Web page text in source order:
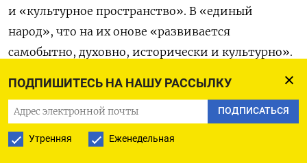
ПОДПИШИТЕСЬ НА НАШУ РАССЫЛКУ
ПОДПИСАТЬСЯ
Утренняя Еженедельная
и «культурное пространство». В «единый
народ», что на их онове «развивается
самобытно, духовно, исторически и культурно».
В их числе «жизнь, достоинство, права
и свободы человека, патриотизм, служение
Отечеству, высокие нравственные идеалы,
крепкая семья, приоритет духовного над